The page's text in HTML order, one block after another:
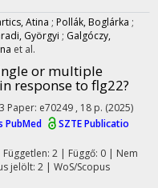
Atina ; Pollák, Boglárka ;
Györgyi ; Galgóczy,
et al.
or multiple
response to flg22?
3 Paper: e70249 , 18 p. (2025)
PubMed
SZTE Publicatio
2 | Függő: 0 | Nem
jelölt: 2 | WoS/Scopus